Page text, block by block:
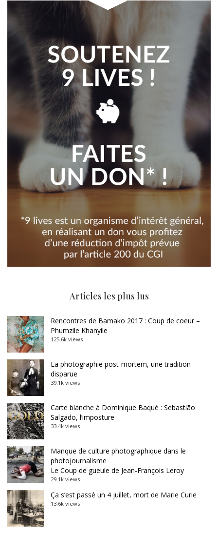
Articles les plus lus
Rencontres de Bamako 2017 : Coup de coeur –
Phumzile Khanyile
125.6k views
La photographie post-mortem, une tradition
disparue
39.1k views
Carte blanche à Dominique Baqué : Sebastião
Salgado, l’imposture
33.4k views
Manque de culture photographique dans le
photojournalisme
Le Coup de gueule de Jean-François Leroy
29.1k views
Ça s’est passé un 4 juillet, mort de Marie Curie
13.6k views